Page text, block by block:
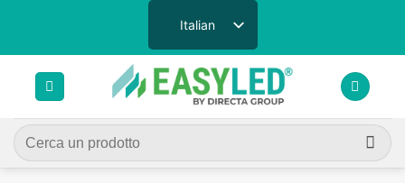
contenuti
Italian
Cerca: